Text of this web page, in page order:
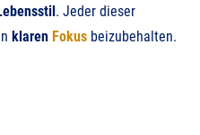
. Jeder dieser
klaren Fokus beizubehalten.